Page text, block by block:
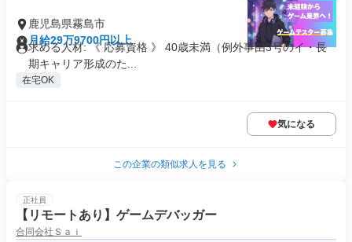
鹿児島県霧島市
月給29万9700円以上
求める人材: 《 応募資格 》 40歳未満（例外事由3号のイ・長
期キャリア形成のた...
在宅OK
気になる
この企業の類似求人を見る
正社員
【リモートあり】ゲームデバッガー
合同会社Ｓａｉ